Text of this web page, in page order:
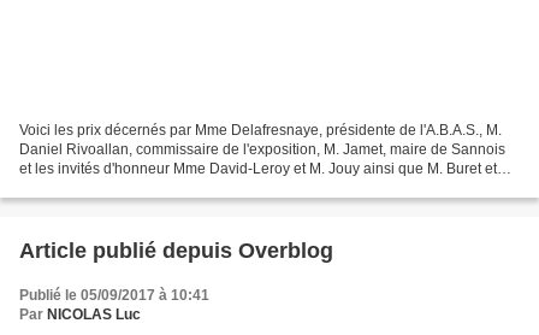
Voici les prix décernés par Mme Delafresnaye, présidente de l'A.B.A.S., M.
Daniel Rivoallan, commissaire de l'exposition, M. Jamet, maire de Sannois
et les invités d'honneur Mme David-Leroy et M. Jouy ainsi que M. Buret et
Article publié depuis Overblog
Publié le 05/09/2017 à 10:41
Par NICOLAS Luc